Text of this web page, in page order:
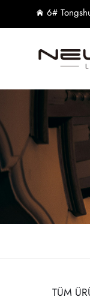
6#
TÜM